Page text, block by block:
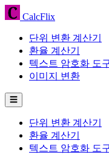
CalcFlix
단위 변환 계산기
환율 계산기
텍스트 암호화 도
이미지 변환
☰
단위 변환 계산기
환율 계산기
텍스트 암호화 도